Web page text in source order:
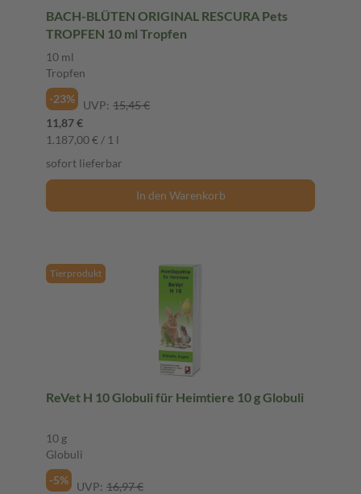
BACH-BLÜTEN ORIGINAL RESCURA Pets
TROPFEN 10 ml Tropfen
10 ml
Tropfen
-23%
UVP: 15,45 €
11,87 €
1.187,00 € / 1 l
sofort lieferbar
In den Warenkorb
Tierprodukt
ReVet H 10 Globuli für Heimtiere 10 g Globuli
10 g
Globuli
-5%
UVP: 16,97 €